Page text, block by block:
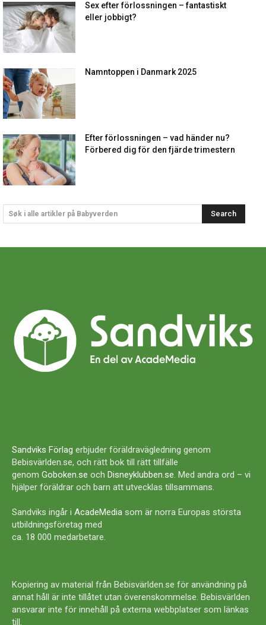
Sex efter förlossningen – fantastiskt
eller jobbigt?
Namntoppen i Danmark 2025
Efter förlossningen – vad händer nu?
Förbered dig för den fjärde trimestern
Søk i alle artikler på Babyverden Search
Sandviks Förlag erbjuder föräldravägledning genom
Bebisvärlden.se, och rätt bok till rätt tillfälle
genom Goboken.se och Disneyklubben.se. Med andra ord – vi
hjälper föräldrar och barn att utvecklas tillsammans.
Sandviks ingår i AcadeMedia som är norra Europas största
utbildningsföretag med
ca. 18 000 medarbetare.
Kopiering av material från Bebisvärlden.se för användning på
annat håll är inte tillåtet utan överenskommelse. Bebisvärlden
ansvarar inte för innehåll på externa webbplatser som länkas
till.